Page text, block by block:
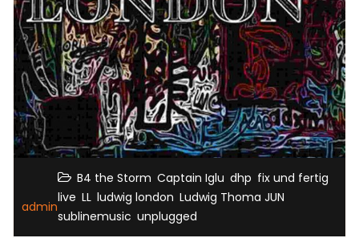
admin
B4 the Storm Captain Iglu dhp fix und fertig
live LL ludwig london Ludwig Thoma JUN
sublinemusic unplugged